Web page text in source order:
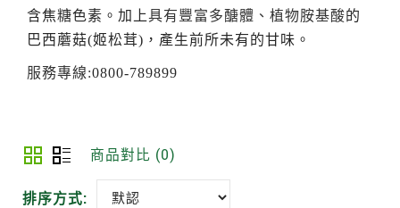
含焦糖色素。加上具有豐富多醣體、植物胺基酸的
巴西蘑菇(姬松茸) ，產生前所未有的甘味。
服務專線:0800-789899
商品對比 (0)
排序方式: